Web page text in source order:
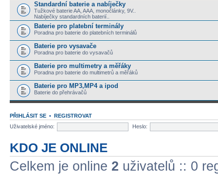
Standardní baterie a nabíječky
Tužkové baterie AA, AAA, monočlánky, 9V..
Nabíječky standardních baterií..
Baterie pro platební terminály
Poradna pro baterie do platebních terminálů
Baterie pro vysavače
Poradna pro baterie do vysavačů
Baterie pro multimetry a měřáky
Poradna pro baterie do multimetrů a měřáků
Baterie pro MP3,MP4 a ipod
Baterie do přehrávačů
PŘIHLÁSIT SE • REGISTROVAT
Uživatelské jméno:
Heslo:
KDO JE ONLINE
Celkem je online 2 uživatelů :: 0